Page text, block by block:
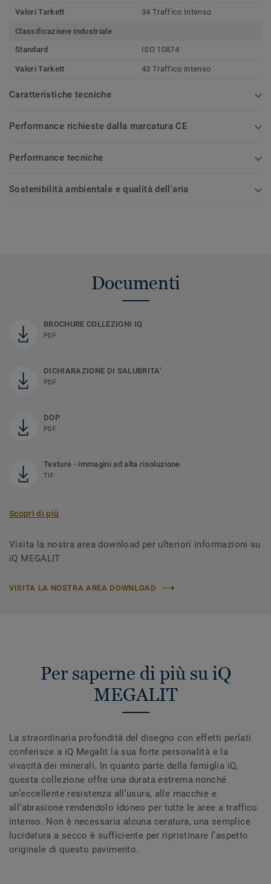
Valori Tarkett 34 Traffico Intenso
Classificazione industriale
Standard
ISO 10874
Valori Tarkett 43 Traffico intenso
Caratteristiche tecniche
Performance richieste dalla marcatura CE
Performance tecniche
Sostenibilità ambientale e qualità dell'aria
Documenti
BROCHURE COLLEZIONI IQ
PDF
DICHIARAZIONE DI SALUBRITA’
PDF
DOP
PDF
Texture - immagini ad alta risoluzione
TIF
Scopri di più
Visita la nostra area download per ulteriori informazioni su
iQ MEGALIT
VISITA LA NOSTRA AREA DOWNLOAD
Per saperne di più su iQ
MEGALIT
La straordinaria profondità del disegno con effetti perlati
conferisce a iQ Megalit la sua forte personalità e la
vivacità dei minerali. In quanto parte della famiglia iQ,
questa collezione offre una durata estrema nonché
un’eccellente resistenza all’usura, alle macchie e
all’abrasione rendendolo idoneo per tutte le aree a traffico
intenso. Non è necessaria alcuna ceratura, una semplice
lucidatura a secco è sufficiente per ripristinare l’aspetto
originale di questo pavimento.